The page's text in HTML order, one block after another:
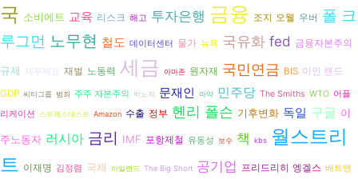
국 소비에트 교육 리스크 해고 투자은행 금융 조지 오웰 우버 폴 크
루그먼 노무현 철도 데이터센터 물가 뉴욕 국유화 fed 금융자본주의
규제 재무제표 재벌 노동력 세금 아마존 원자재 국민연금 BIS 아인 랜드
GDP 씨티그룹 범죄 주주 자본주의 박노자 문재인 마약 민주당 The Smiths WTO 어플
리케이션
스트레스테스트 Amazon 수출 정부 헨리 폴슨 기후변화 독일 구글 이
주노동자 러시아 금리 IMF 포항제철 유동성 보수 책 kbs
월스트리
트 이재명 김정렴 국채 아일랜드 The Big Short 공기업 프리드리히 엥겔스 배트맨